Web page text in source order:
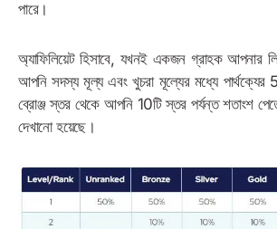
পারে।
অ্যাফিলিয়েট হিসাবে, যখনই একজন গ্রাহক আপনার
আপনি সদস্য মূল্য এবং খুচরা মূল্যের মধ্যে
ব্রোঞ্জ স্তর থেকে আপনি 10টি স্তর পর্যন্ত শতাংশ
দেখানো হয়েছে।